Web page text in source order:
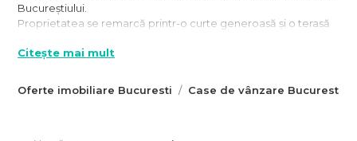
Oferte imobiliare Bucuresti Case de vânzare Bucuresti
Bucureștiului.
Proprietatea se remarcă printr-o curte generoasă și o terasă
închisă și acoperită cu prelată retractabilă, echipată cu
tot parcursul anului, indiferent de sezon. Este un spațiu ideal
pentru activități comerciale sau evenimente.
Citește mai mult